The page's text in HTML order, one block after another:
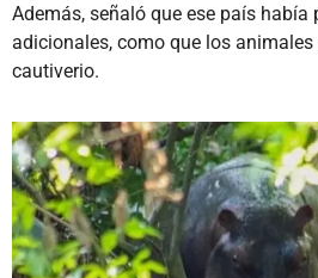
Además, señaló que ese país
adicionales, como que los
cautiverio.